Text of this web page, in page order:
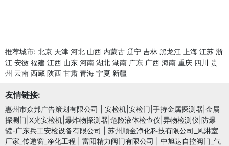
推荐城市: 北京 天津 河北 山西 内蒙古 辽宁 吉林 黑龙江 上海 江苏 浙
江 安徽 福建 江西 山东 河南 湖北 湖南 广东 广西 海南 重庆 四川 贵
州 云南 西藏 陕西 甘肃 青海 宁夏 新疆
友情链接:
惠州市众邦广告策划有限公司
安检机|安检门|手持金属探测器|金属
探测门|X光安检机|爆炸物探测器|危险液体检查仪|异物检测仪|防爆
罐-广东兵工安检设备有限公司
苏州顺金净化科技有限公司_风淋室
厂家_传递窗_净化工程
富阳精力阀门有限公司
中旭达自控阀门_气